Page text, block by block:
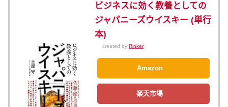
ビジネスに効く教養としての
ジャパニーズウイスキー (単行
本)
created by Rinker
Amazon
楽天市場